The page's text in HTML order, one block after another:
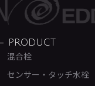
PRODUCT
混合栓
センサー・タッチ水栓